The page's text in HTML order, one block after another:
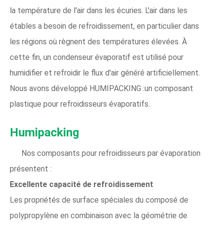
la température de l'air dans les écuries. L'air dans les
étables a besoin de refroidissement, en particulier dans
les régions où règnent des températures élevées. À
cette fin, un condenseur évaporatif est utilisé pour
humidifier et refroidir le flux d'air généré artificiellement.
Nous avons développé HUMIPACKING :un composant
plastique pour refroidisseurs évaporatifs.
Humipacking
Nos composants pour refroidisseurs par évaporation
présentent :
Excellente capacité de refroidissement
Les propriétés de surface spéciales du composé de
polypropylène en combinaison avec la géométrie de